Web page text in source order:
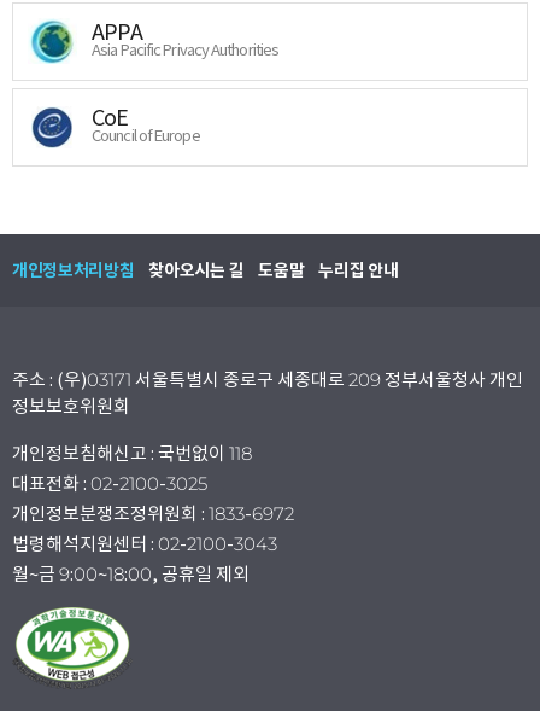
APPA
Asia Pacific Privacy Authorities
CoE
Council of Europe
개인정보처리방침 찾아오시는 길 도움말 누리집 안내
주소 : (우)03171 서울특별시 종로구 세종대로 209 정부서울청사 개인
정보보호위원회
개인정보침해신고 : 국번없이 118
대표전화 : 02-2100-3025
개인정보분쟁조정위원회 : 1833-6972
법령해석지원센터 : 02-2100-3043
월~금 9:00~18:00, 공휴일 제외